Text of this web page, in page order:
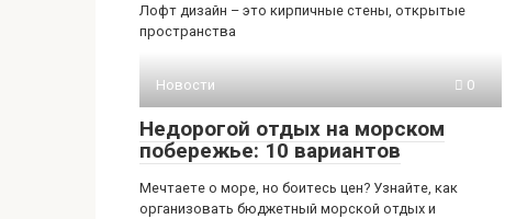
Лофт дизайн – это кирпичные стены, открытые
пространства
Новости 0
Недорогой отдых на морском
побережье: 10 вариантов
Мечтаете о море, но боитесь цен? Узнайте, как
организовать бюджетный морской отдых и